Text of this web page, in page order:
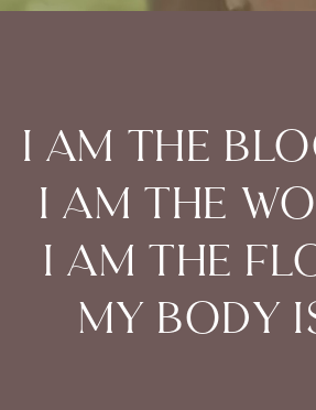
i am the
i am the
i am the
my body